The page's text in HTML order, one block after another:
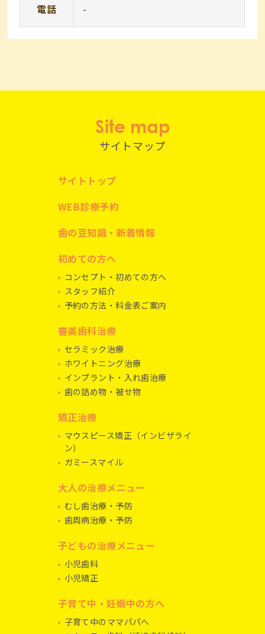
電話 -
Site map
サイトマップ
サイトトップ
WEB診療予約
歯の豆知識・新着情報
初めての方へ
コンセプト・初めての方へ
スタッフ紹介
予約の方法・料金表ご案内
審美歯科治療
セラミック治療
ホワイトニング治療
インプラント・入れ歯治療
歯の詰め物・被せ物
矯正治療
マウスピース矯正（インビザライ
ン）
ガミースマイル
大人の治療メニュー
むし歯治療・予防
歯周病治療・予防
子どもの治療メニュー
小児歯科
小児矯正
子育て中・妊娠中の方へ
子育て中のママパパへ